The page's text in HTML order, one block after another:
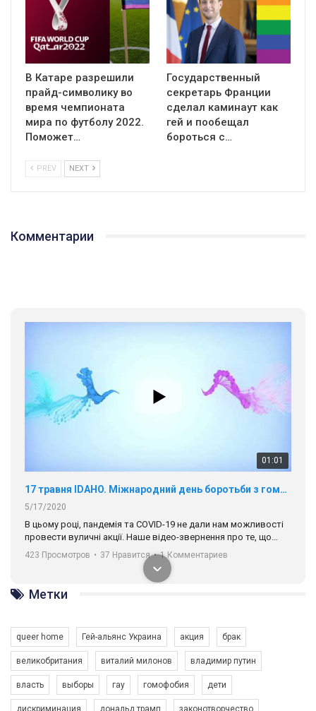
В Катаре разрешили
прайд-символику во
время чемпионата
мира по футболу 2022.
Поможет…
Государственный
секретарь Франции
сделал каминаут как
гей и пообещал
бороться с…
PREV NEXT
Комментарии
01:01
17 травня IDAHO. Міжнародний день боротьби з гомофобією трансфобією і біфобія.
5/17/2020
В цьому році, пандемія та COVІD-19 не дали нам можливості
провести вуличні акції. Наше відео-звернення про те, що
навіть коли ми у різних містах та не можемо зустрінеться, ми
разом. Ми закликаємо всіх хто поділяє цінності рівності та
солідарності, приєднатися до нас. Регіональні підрозділи
ГАУ є в 16 областях України.
Разом наш голос лунає гучніше!
423 Просмотров • 37 Нравится • 1 Комментариев
Метки
queer home Гей-альянс Украина акция брак
великобритания виталий милонов владимир путин
власть выборы гау гомофобия дети